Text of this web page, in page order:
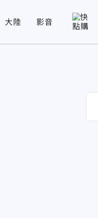
大陸 影音